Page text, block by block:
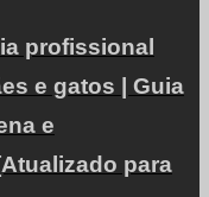
profissional
e gatos | Guia
e
para